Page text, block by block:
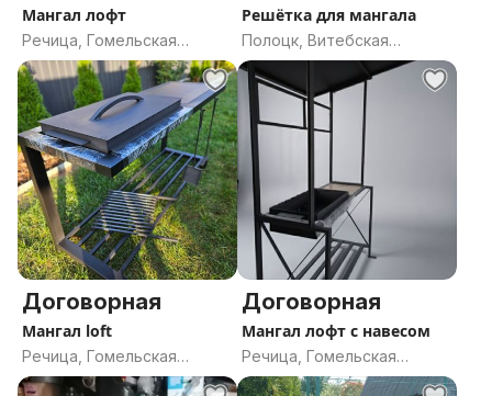
Мангал лофт
Речица, Гомельская
область
Решётка для мангала
Полоцк, Витебская
область
Договорная
Мангал loft
Речица, Гомельская
область
Договорная
Мангал лофт с навесом
Речица, Гомельская
область